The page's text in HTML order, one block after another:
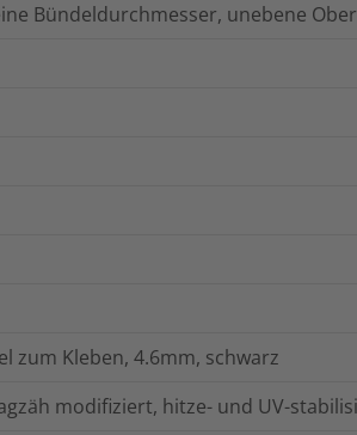
Bündeldurchmesser, unebene
zum Kleben, 4.6mm, schwarz
modifiziert, hitze- und UV-